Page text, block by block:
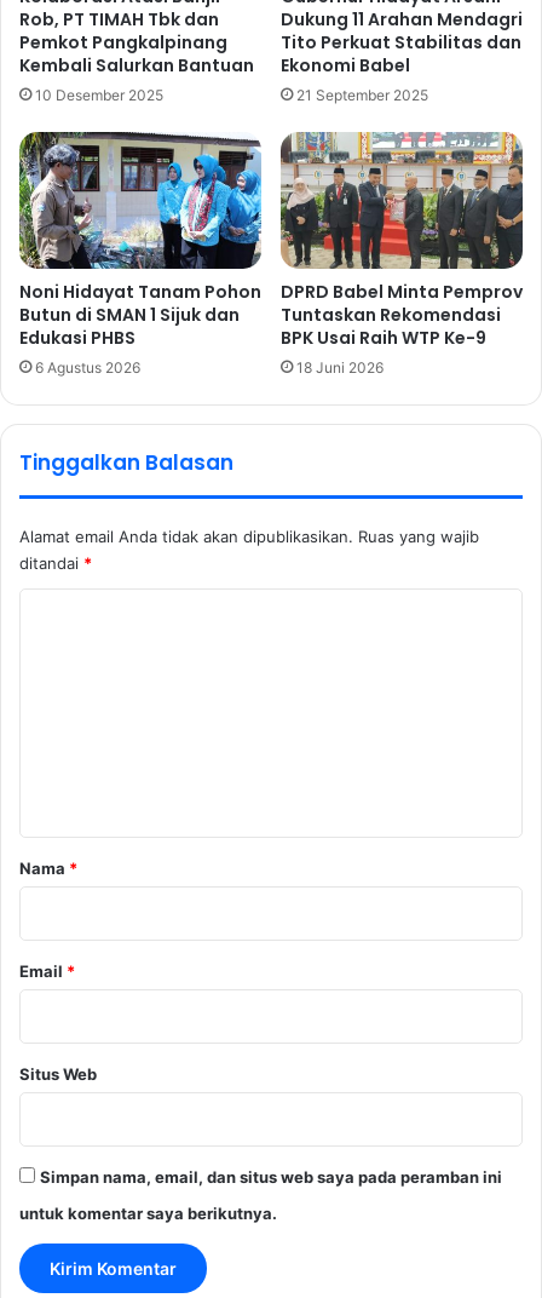
Rob, PT TIMAH Tbk dan
Pemkot Pangkalpinang
Kembali Salurkan Bantuan
10 Desember 2025
Dukung 11 Arahan Mendagri
Tito Perkuat Stabilitas dan
Ekonomi Babel
21 September 2025
Noni Hidayat Tanam Pohon
Butun di SMAN 1 Sijuk dan
Edukasi PHBS
6 Agustus 2026
DPRD Babel Minta Pemprov
Tuntaskan Rekomendasi
BPK Usai Raih WTP Ke-9
18 Juni 2026
Tinggalkan Balasan
Alamat email Anda tidak akan dipublikasikan. Ruas yang wajib
ditandai *
rNama *
Email *
Situs Web
Simpan nama, email, dan situs web saya pada peramban ini
untuk komentar saya berikutnya.